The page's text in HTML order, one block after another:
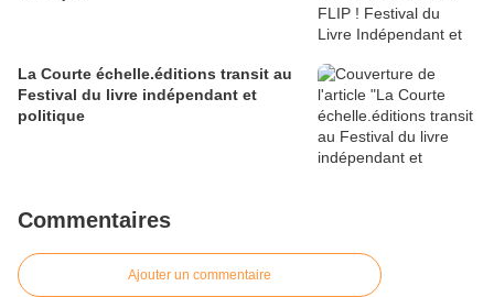
La Courte échelle.éditions transit au
Festival du livre indépendant et
politique
Commentaires
Ajouter un commentaire